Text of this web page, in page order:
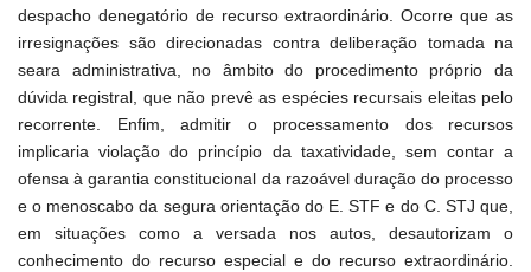
despacho denegatório de recurso extraordinário. Ocorre que as
irresignações são direcionadas contra deliberação tomada na
seara administrativa, no âmbito do procedimento próprio da
dúvida registral, que não prevê as espécies recursais eleitas pelo
recorrente. Enfim, admitir o processamento dos recursos
implicaria violação do princípio da taxatividade, sem contar a
ofensa à garantia constitucional da razoável duração do processo
e o menoscabo da segura orientação do E. STF e do C. STJ que,
em situações como a versada nos autos, desautorizam o
conhecimento do recurso especial e do recurso extraordinário.